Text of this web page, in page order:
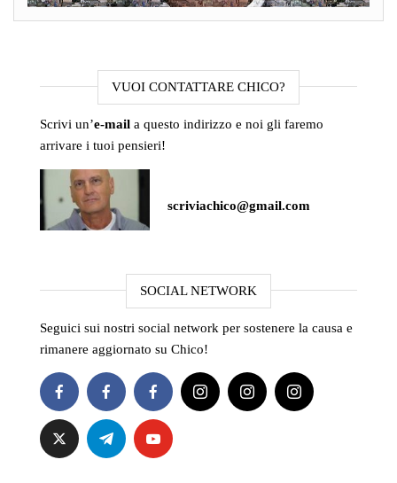
VUOI CONTATTARE CHICO?
Scrivi un’e-mail a questo indirizzo e noi gli faremo
arrivare i tuoi pensieri!
scriviachico@gmail.com
SOCIAL NETWORK
Seguici sui nostri social network per sostenere la causa e
rimanere aggiornato su Chico!